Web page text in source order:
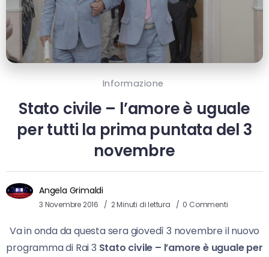
Informazione
Stato civile – l’amore è uguale
per tutti la prima puntata del 3
novembre
Angela Grimaldi
3 Novembre 2016 2 Minuti di lettura 0 Commenti
Va in onda da questa sera giovedì 3 novembre il nuovo
programma di Rai 3 Stato civile – l’amore è uguale per